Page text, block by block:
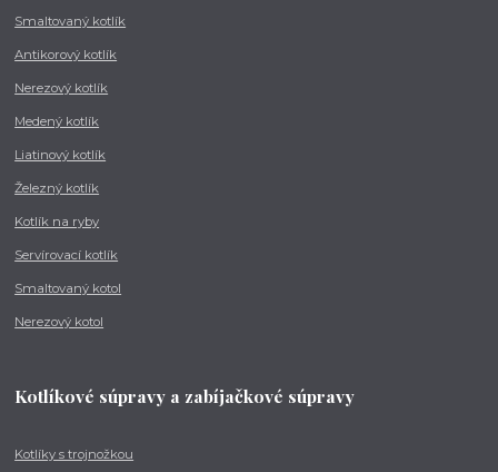
Smaltovaný kotlík
Antikorový kotlík
Nerezový kotlík
Medený kotlík
Liatinový kotlík
Železný kotlík
Kotlík na ryby
Servírovací kotlík
Smaltovaný kotol
Nerezový kotol
Kotlíkové súpravy a zabíjačkové súpravy
Kotlíky s trojnožkou